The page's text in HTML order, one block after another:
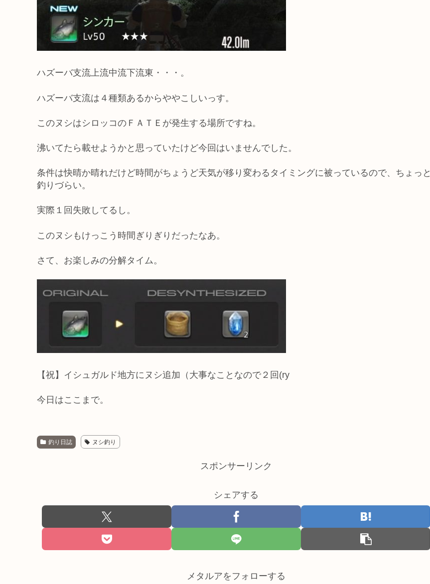
ハズーバ支流上流中流下流東・・・。
ハズーバ支流は４種類あるからややこしいっす。
このヌシはシロッコのＦＡＴＥが発生する場所ですね。
沸いてたら載せようかと思っていたけど今回はいませんでした。
条件は快晴か晴れだけど時間がちょうど天気が移り変わるタイミングに被っているので、ちょっと
釣りづらい。
実際１回失敗してるし。
このヌシもけっこう時間ぎりぎりだったなあ。
さて、お楽しみの分解タイム。
【祝】イシュガルド地方にヌシ追加（大事なことなので２回(ry
今日はここまで。
釣り日誌 ヌシ釣り
スポンサーリンク
シェアする
メタルアをフォローする